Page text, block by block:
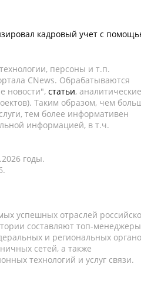
кадровый учет с
персоны и т.п.
CNews. Обрабатываются
новости", статьи, аналитические
Таким образом, чем
тем более информативен
информацией, в т.ч.
годы.
успешных отраслей
составляют топ-
и региональных
сетей, а также
технологий и услуг связи.